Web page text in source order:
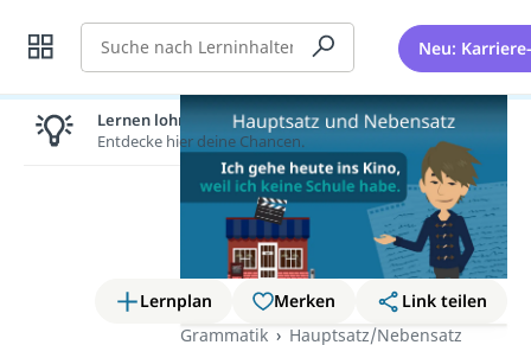
Suche Neu:
Lernplan Merken
Link teilen
Grammatik
Hauptsatz/Nebensatz
Lernen lohnt sich!
Entdecke hier deine Chancen.